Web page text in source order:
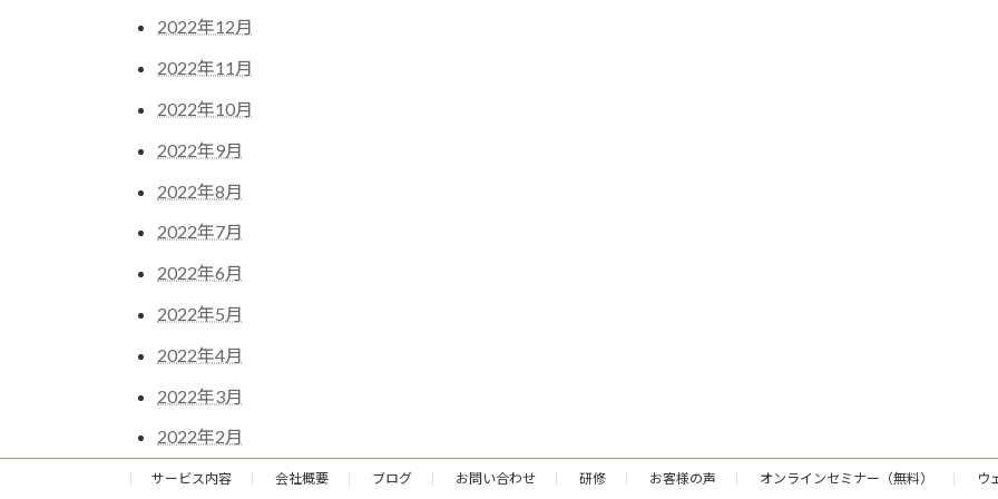
2022年12月
2022年11月
2022年10月
2022年9月
2022年8月
2022年7月
2022年6月
2022年5月
2022年4月
2022年3月
2022年2月
サービス内容 会社概要 ブログ お問い合わせ 研修 お客様の声 オンラインセミナー（無料） ウ